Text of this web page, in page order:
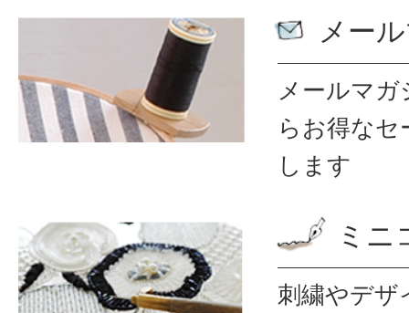
メー
メールマ
ら お得なセ
します
ミニ
刺繍やデザ